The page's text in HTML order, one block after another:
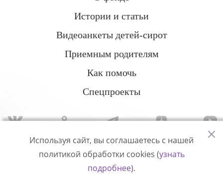
Истории и статьи
Видеоанкеты детей-сирот
Приемным родителям
Как помочь
Спецпроекты
Политика конфиденциальности
Используя сайт, вы соглашаетесь с нашей
политикой обработки cookies (узнать
подробнее).